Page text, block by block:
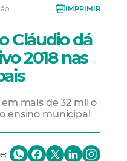
IMPRIMIR
Cláudio dá
2018 nas
mais de 32 mil o
ensino municipal